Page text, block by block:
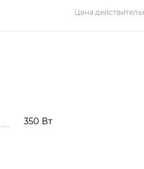
Цена
350 Вт